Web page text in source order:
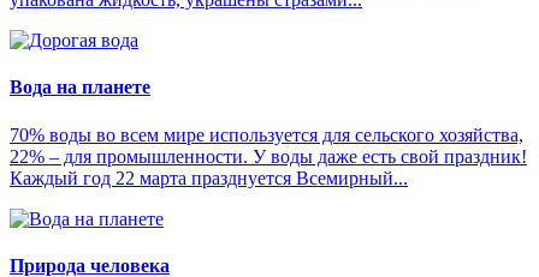
Вода на планете
70% воды во всем мире используется для сельского хозяйства,
22% – для промышленности. У воды даже есть свой праздник!
Каждый год 22 марта празднуется Всемирный...
Природа человека